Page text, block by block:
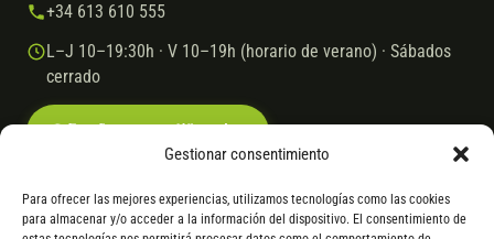
Gestionar consentimiento
Para ofrecer las mejores experiencias, utilizamos tecnologías como las cookies
para almacenar y/o acceder a la información del dispositivo. El consentimiento de
+34 613 610 555
L–J 10–19:30h · V 10–19h (horario de verano) · Sábados
cerrado
© 2026 Ebike.esAviso legal Política de cookies